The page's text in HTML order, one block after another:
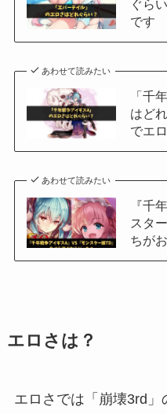
ぐら
です
あわせて読みたい
「千
はど
でエ
あわせて読みたい
『千
スタ
ちが
エロさは？
エロさでは「崩壊3rd」